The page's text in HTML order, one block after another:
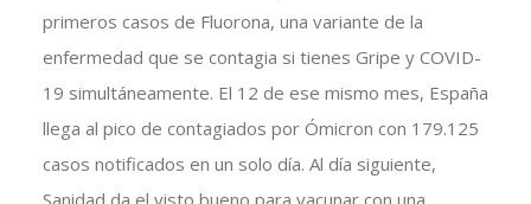
primeros casos de Fluorona, una variante de la
enfermedad que se contagia si tienes Gripe y COVID-
19 simultáneamente. El 12 de ese mismo mes, España
llega al pico de contagiados por Ómicron con 179.125
casos notificados en un solo día. Al día siguiente,